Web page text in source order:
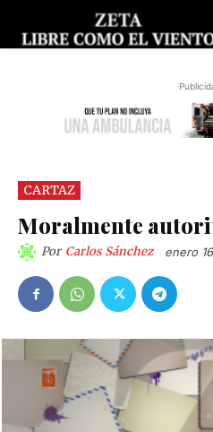
CARTAZ
Moralmente
Por Carlos Sánchez enero